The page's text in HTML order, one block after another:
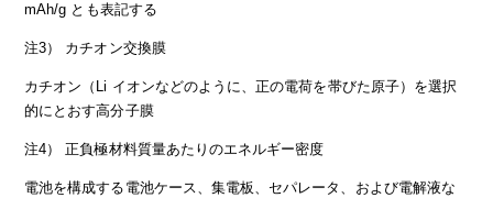
mAh/g とも表記する
注3） カチオン交換膜
カチオン（Li イオンなどのように、正の電荷を帯びた原子）を選択
的にとおす高分子膜
注4） 正負極材料質量あたりのエネルギー密度
電池を構成する電池ケース、集電板、セパレータ、および電解液な